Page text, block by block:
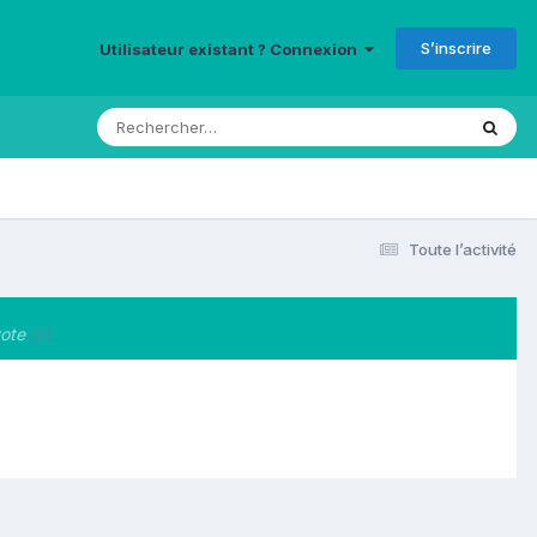
Utilisateur existant ? Connexion S’inscrire
Toute l’activité
(0)